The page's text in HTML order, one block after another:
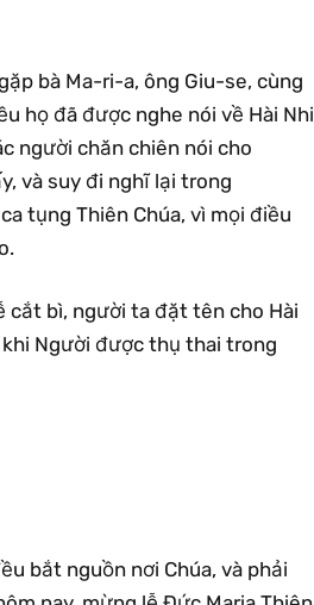
bà Ma-ri-a, ông Giu-se, cùng
họ đã được nghe nói về Hài Nhi
người chăn chiên nói cho
và suy đi nghĩ lại trong
tụng Thiên Chúa, vì mọi điều
cắt bì, người ta đặt tên cho Hài
Người được thụ thai trong
bắt nguồn nơi Chúa, và phải